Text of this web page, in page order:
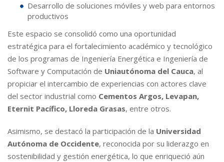
Desarrollo de soluciones móviles y web para entornos
productivos
Este espacio se consolidó como una oportunidad
estratégica para el fortalecimiento académico y tecnológico
de los programas de Ingeniería Energética e Ingeniería de
Software y Computación de Uniautónoma del Cauca, al
propiciar el intercambio de experiencias con actores clave
del sector industrial como Cementos Argos, Levapan,
Eternit Pacífico, Lloreda Grasas, entre otros.
Asimismo, se destacó la participación de la Universidad
Autónoma de Occidente, reconocida por su liderazgo en
sostenibilidad y gestión energética, lo que enriqueció aún